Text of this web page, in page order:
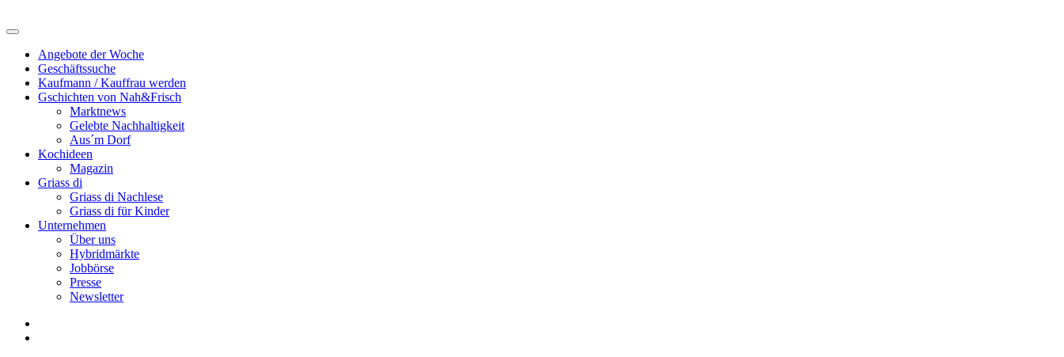
Angebote der Woche
Geschäftssuche
Kaufmann / Kauffrau werden
Gschichten von Nah&Frisch
Marktnews
Gelebte Nachhaltigkeit
Aus´m Dorf
Kochideen
Magazin
Griass di
Griass di Nachlese
Griass di für Kinder
Unternehmen
Über uns
Hybridmärkte
Jobbörse
Presse
Newsletter